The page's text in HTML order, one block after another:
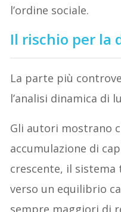
l’ordine sociale.
Il rischio per la
La parte più
l’analisi dinamica di
Gli autori mostrano
accumulazione di
crescente, il
verso un equilibrio
sempre maggiori di